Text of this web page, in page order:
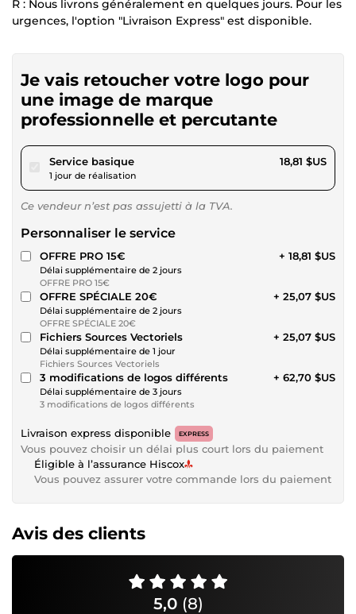
R : Nous livrons généralement en quelques jours. Pour les
urgences, l'option "Livraison Express" est disponible.
Je vais retoucher votre logo pour
une image de marque
professionnelle et percutante
Service basiquepour 17,34 $US
1 jour de réalisation
18,81 $US
Ce vendeur n’est pas assujetti à la TVA.
Personnaliser le service
OFFRE PRO 15€
Délai supplémentaire de 2 jours
OFFRE PRO 15€
+ 18,81 $US
OFFRE SPÉCIALE 20€
Délai supplémentaire de 2 jours
OFFRE SPÉCIALE 20€
+ 25,07 $US
Fichiers Sources Vectoriels
Délai supplémentaire de 1 jour
Fichiers Sources Vectoriels
+ 25,07 $US
3 modifications de logos différents
Délai supplémentaire de 3 jours
3 modifications de logos différents
+ 62,70 $US
Livraison express disponible EXPRESS
Vous pouvez choisir un délai plus court lors du paiement
Éligible à l’assurance Hiscox
Vous pouvez assurer votre commande lors du paiement
Avis des clients
5,0 (8)